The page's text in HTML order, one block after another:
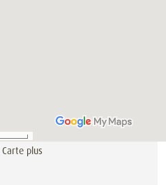
Carte plus